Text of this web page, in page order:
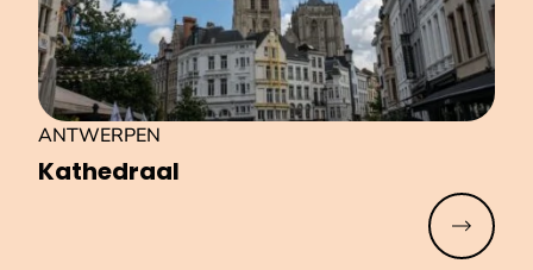
Kathedraal
ANTWERPEN
Meer